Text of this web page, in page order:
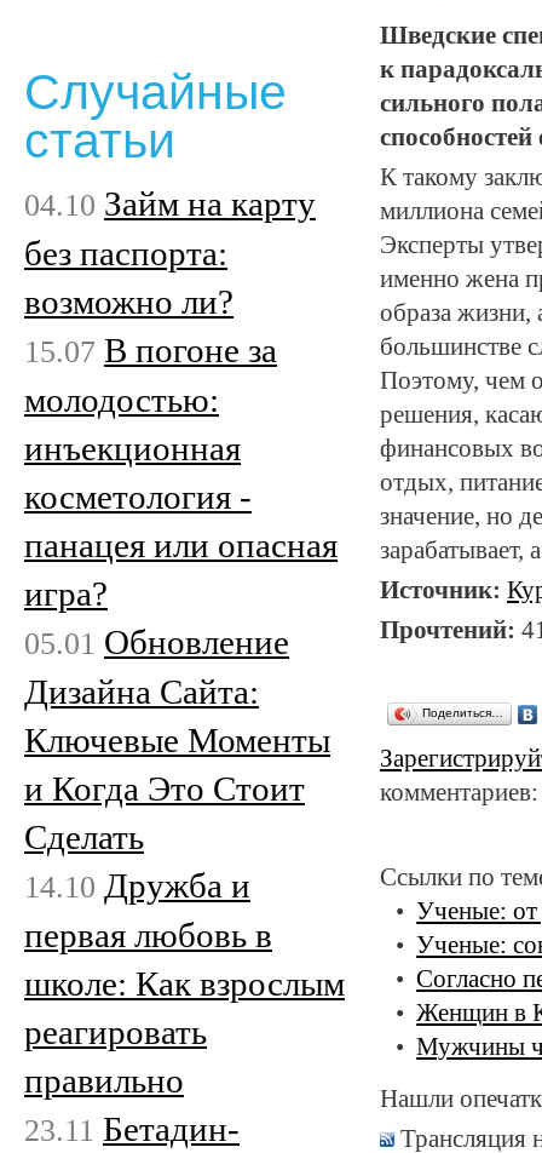
Шведские
к
сильного
К такому
миллиона
Эксперты
именно жена
образа жизни,
большинстве
Поэтому, чем
решения,
финансовых
отдых,
значение, но
Источник:
Прочтений:
Поделиться…
Ссылки по
Ученые: от
Ученые:
Согласно
Женщин в
Мужчины
Нашли
Трансляция
Случайные
статьи
04.10 Займ на карту
без паспорта:
возможно ли?
15.07 В погоне за
молодостью:
инъекционная
косметология -
панацея или опасная
игра?
05.01 Обновление
Дизайна Сайта:
Ключевые Моменты
и Когда Это Стоит
Сделать
14.10 Дружба и
первая любовь в
школе: Как взрослым
реагировать
правильно
23.11 Бетадин-